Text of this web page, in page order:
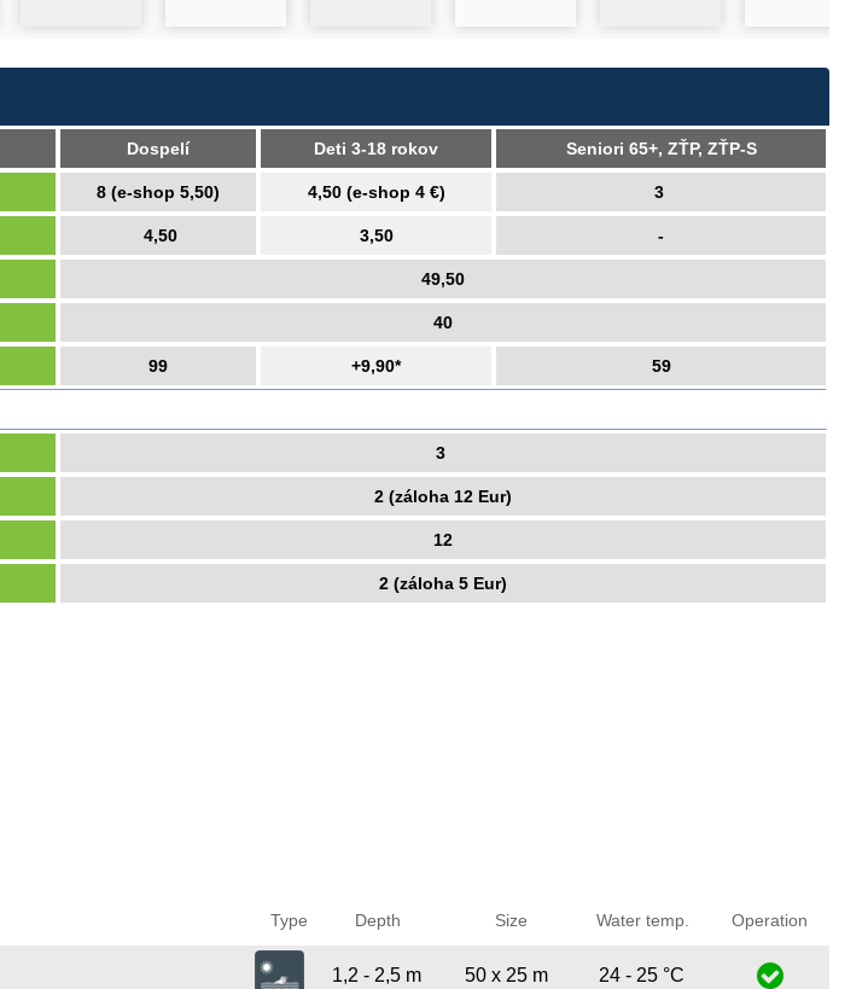
Dospelí Deti 3-18 rokov Seniori 65+, ZŤP, ZŤP-S
8 (e-shop 5,50) 4,50 (e-shop 4 €) 3
4,50 3,50 -
49,50
40
99 +9,90* 59
3
2 (záloha 12 Eur)
12
2 (záloha 5 Eur)
Type Depth Size Water temp. Operation
1,2 - 2,5 m 50 x 25 m 24 - 25 °C